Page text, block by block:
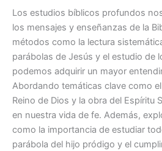
Los estudios bíblicos profundos
los mensajes y enseñanzas de la
métodos como la lectura
parábolas de Jesús y el estudio de
podemos adquirir un mayor
Abordando temáticas clave como
Reino de Dios y la obra del Espíritu
en nuestra vida de fe. Además,
como la importancia de estudiar
parábola del hijo pródigo y el